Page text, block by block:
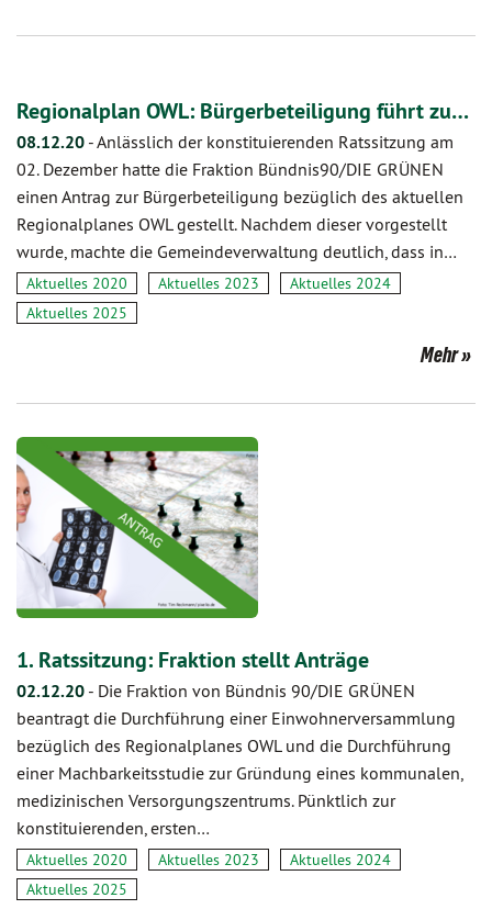
Regionalplan OWL: Bürgerbeteiligung führt zu…
08.12.20 -Anlässlich der konstituierenden Ratssitzung am
02. Dezember hatte die Fraktion Bündnis90/DIE GRÜNEN
einen Antrag zur Bürgerbeteiligung bezüglich des aktuellen
Regionalplanes OWL gestellt. ­­­Nachdem dieser vorgestellt
wurde, machte die Gemeindeverwaltung deutlich, dass in…
Aktuelles 2020 Aktuelles 2023
Aktuelles 2024
Aktuelles 2025
Mehr
1. Ratssitzung: Fraktion stellt Anträge
02.12.20 - Die Fraktion von Bündnis 90/DIE GRÜNEN
beantragt die Durchführung einer Einwohnerversammlung
bezüglich des Regionalplanes OWL und die Durchführung
einer Machbarkeitsstudie zur Gründung eines kommunalen,
medizinischen Versorgungszentrums. Pünktlich zur
konstituierenden, ersten…
Aktuelles 2020 Aktuelles 2023
Aktuelles 2024
Aktuelles 2025